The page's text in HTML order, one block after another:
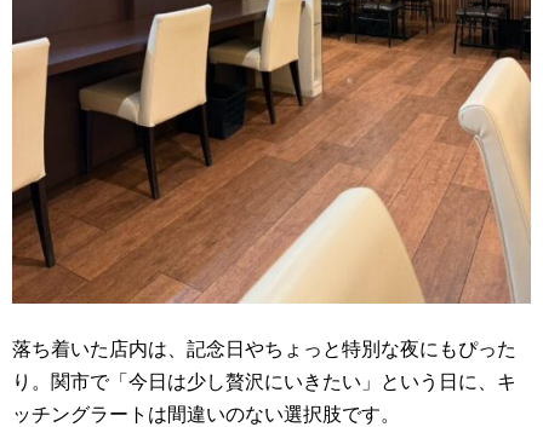
落ち着いた店内は、記念日やちょっと特別な夜にもぴった
り。関市で「今日は少し贅沢にいきたい」という日に、キ
ッチングラートは間違いのない選択肢です。